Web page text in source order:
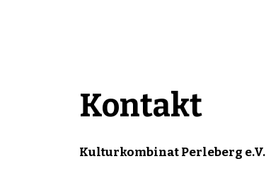
Kontakt
Kulturkombinat Perleberg e.V.